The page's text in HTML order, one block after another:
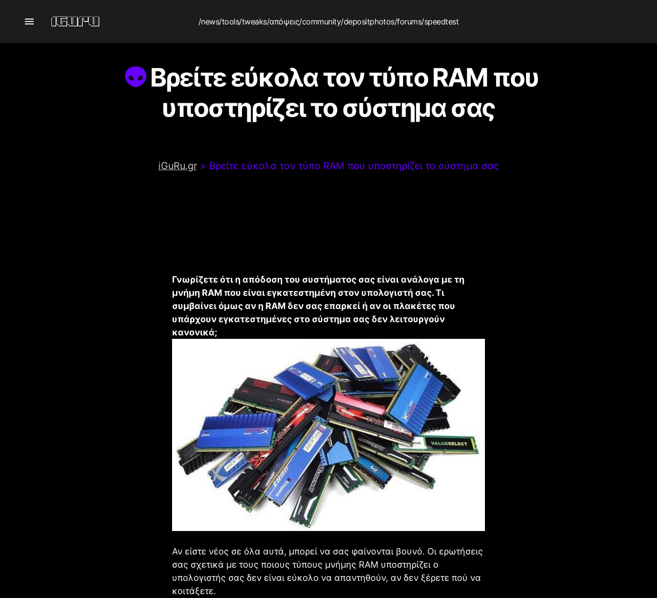
/news/tools/tweaks/απόψεις/community/depositphotos/forums/speedtest
Βρείτε εύκολα τον τύπο RAM που
υποστηρίζει το σύστημα σας
iGuRu.gr> Βρείτε εύκολα τον τύπο RAM που υποστηρίζει το σύστημα σας
Γνωρίζετε ότι η απόδοση του συστήματος σας είναι ανάλογα με τη
μνήμη RAM που είναι εγκατεστημένη στον υπολογιστή σας. Τι
συμβαίνει όμως αν η RAM δεν σας επαρκεί ή αν οι πλακέτες που
υπάρχουν εγκατεστημένες στο σύστημα σας δεν λειτουργούν
κανονικά;
Αν είστε νέος σε όλα αυτά, μπορεί να σας φαίνονται βουνό. Οι ερωτήσεις
σας σχετικά με τους ποιους τύπους μνήμης RΑM υποστηρίζει ο
υπολογιστής σας δεν είναι εύκολο να απαντηθούν, αν δεν ξέρετε πού να
κοιτάξετε.